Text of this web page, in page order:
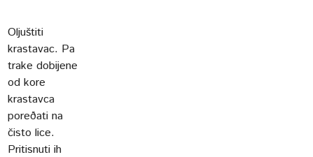
Oljuštiti
krastavac. Pa
trake dobijene
od kore
krastavca
poreðati na
čisto lice.
Pritisnuti ih